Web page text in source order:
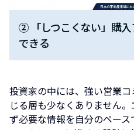
② 「しつこくない」購
できる
投資家の中には、強い営業
じる層も少なくありません
ず必要な情報を自分のペー